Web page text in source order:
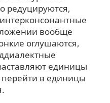
редуцируются,
вообще
оглушаются,
единицы
перейти в единицы